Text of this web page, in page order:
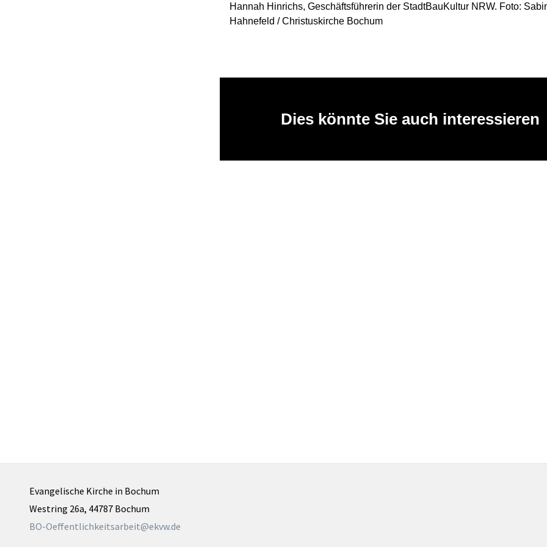
Hannah Hinrichs, Geschäftsführerin der StadtBauKultur NRW. Foto:
Hahnefeld / Christuskirche Bochum
Dies könnte Sie auch interessieren
Evangelische Kirche in Bochum
Westring 26a, 44787 Bochum
BO-Oeffentlichkeitsarbeit@ekvw.de